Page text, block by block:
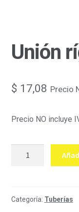
Unión
$ 17,08 Precio
Precio NO incluye
cantidad
Categoría: Tuberías